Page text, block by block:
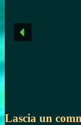
Lascia un